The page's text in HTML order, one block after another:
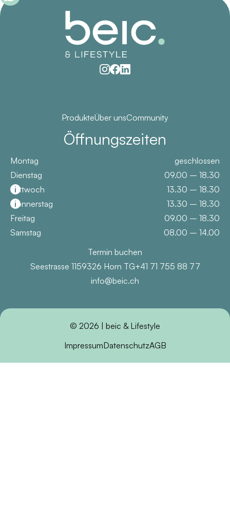
Seestrasse 1159326 Horn TG+41 71 755 88 77
info@beic.ch
Öffnungszeiten
Montag
Dienstag
Mittwoch
i
Donnerstag
i
Freitag
Samstag
geschlossen
09.00 – 18.30
13.30 – 18.30
13.30 – 18.30
09.00 – 18.30
08.00 – 14.00
Termin buchen
ProdukteÜber unsCommunity
© 2026 | beic & Lifestyle
ImpressumDatenschutzAGB